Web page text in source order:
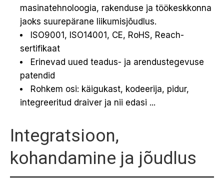
masinatehnoloogia, rakenduse ja töökeskkonna
jaoks suurepärane liikumisjõudlus.
ISO9001, ISO14001, CE, RoHS, Reach-
sertifikaat
Erinevad uued teadus- ja arendustegevuse
patendid
Rohkem osi: käigukast, kodeerija, pidur,
integreeritud draiver ja nii edasi ...
Integratsioon,
kohandamine ja jõudlus